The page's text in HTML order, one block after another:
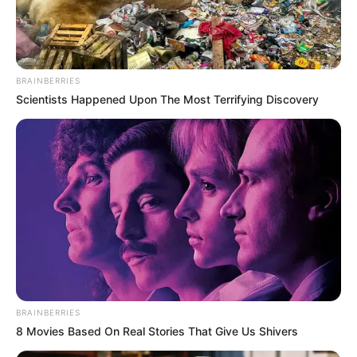
besichtigt werden. In einigen Werkstätten können die
Besucher sogar selbst mit Hand anlegen und damit auch
gleich ein Souvenir mit nach Hause nehmen.
Zusammen mit dem Schlosscafé und dem
Museum für Ur- und Frühgeschichte ist die
in inmitten eines Naturschutzgebiets
liegende Anlage das ganze Jahr über ein beliebtes
Ausflugsziel zwischen Hagen, Wetter (Ruhr) und
Herdecke.
Luisenhütte Wocklum
Die komplett eingerichtete
Hochofenanlage bei Balve ist als eine der
Die Anlage entstand vermutlich bereits 1731 und war bis
BRAINBERRIES
Scientists Happened Upon The Most Terrifying Discovery
BRAINBERRIES
8 Movies Based On Real Stories That Give Us Shivers